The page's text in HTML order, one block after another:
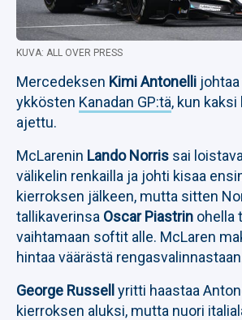
KUVA: ALL OVER PRESS
Mercedeksen Kimi Antonelli
ykkösten Kanadan GP:tä, kun
ajettu.
McLarenin Lando Norris sai
välikelin renkailla ja johti kisaa
kierroksen jälkeen, mutta sitten
tallikaverinsa Oscar Piastrin ohella
vaihtamaan softit alle. McLaren
hintaa väärästä
George Russell yritti haastaa
kierroksen aluksi, mutta nuori